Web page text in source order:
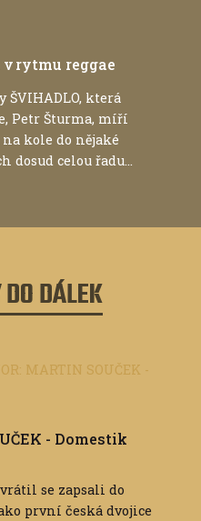
v rytmu reggae
která
Petr Šturma, míří
kole do nějaké
celou řadu...
DO DÁLEK
- Domestik
se zapsali do
první česká dvojice